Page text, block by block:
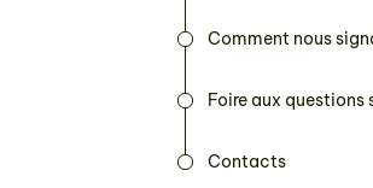
Comment nous
Foire aux questions
Contacts